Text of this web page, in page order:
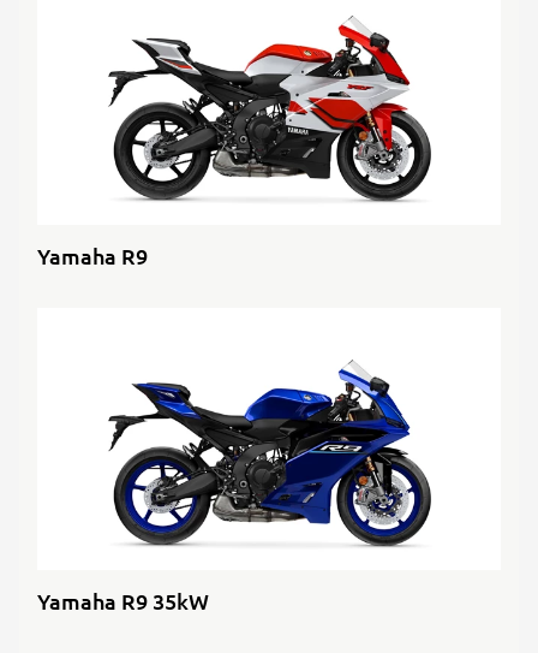
Yamaha R9
Yamaha R9 35kW